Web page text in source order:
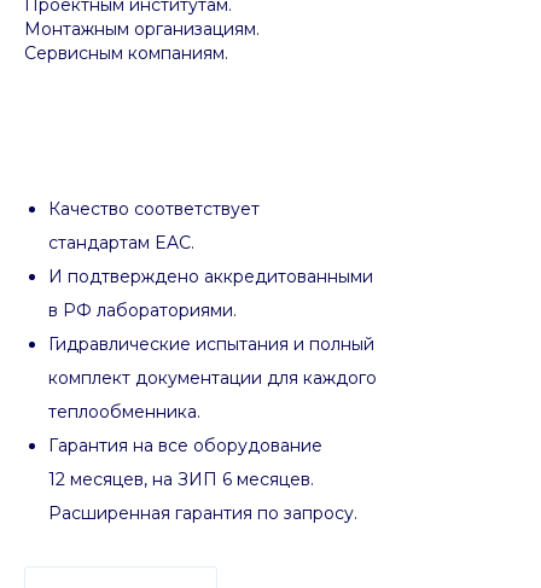
Проектным институтам.
Монтажным организациям.
Сервисным компаниям.
Качество соответствует
стандартам EAC.
И подтверждено аккредитованными
в РФ лабораториями.
Гидравлические испытания и полный
комплект документации для каждого
теплообменника.
Гарантия на все оборудование
12 месяцев, на ЗИП 6 месяцев.
Расширенная гарантия по запросу.